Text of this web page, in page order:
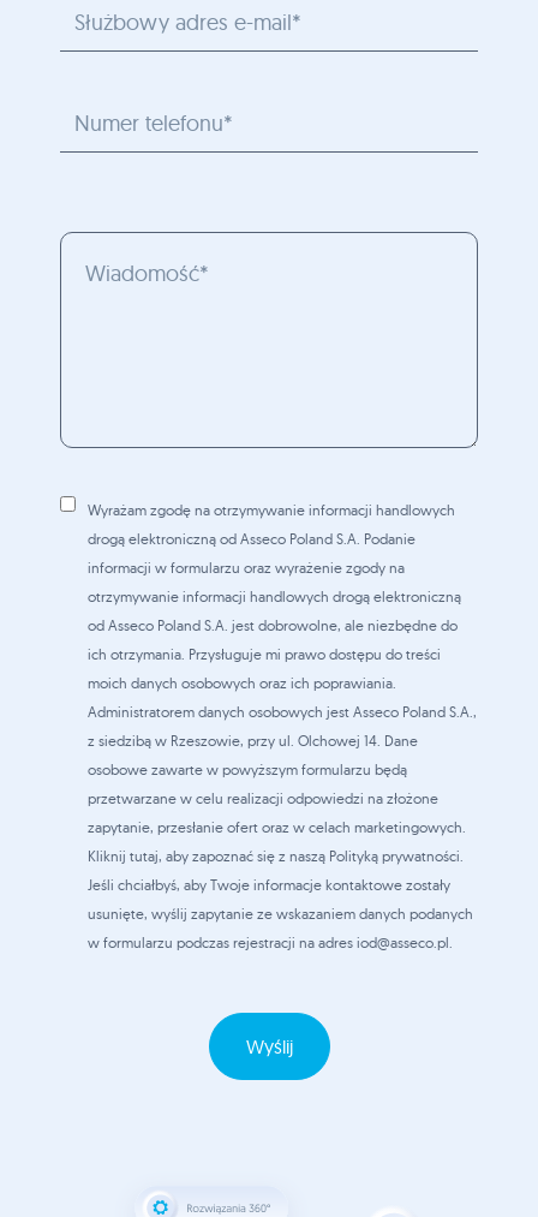
Wyrażam zgodę na otrzymywanie informacji handlowych
drogą elektroniczną od Asseco Poland S.A. Podanie
informacji w formularzu oraz wyrażenie zgody na
otrzymywanie informacji handlowych drogą elektroniczną
od Asseco Poland S.A. jest dobrowolne, ale niezbędne do
ich otrzymania. Przysługuje mi prawo dostępu do treści
moich danych osobowych oraz ich poprawiania.
Administratorem danych osobowych jest Asseco Poland S.A.,
z siedzibą w Rzeszowie, przy ul. Olchowej 14. Dane
osobowe zawarte w powyższym formularzu będą
przetwarzane w celu realizacji odpowiedzi na złożone
zapytanie, przesłanie ofert oraz w celach marketingowych.
Kliknij tutaj, aby zapoznać się z naszą Polityką prywatności.
Jeśli chciałbyś, aby Twoje informacje kontaktowe zostały
usunięte, wyślij zapytanie ze wskazaniem danych podanych
w formularzu podczas rejestracji na adres iod@asseco.pl.